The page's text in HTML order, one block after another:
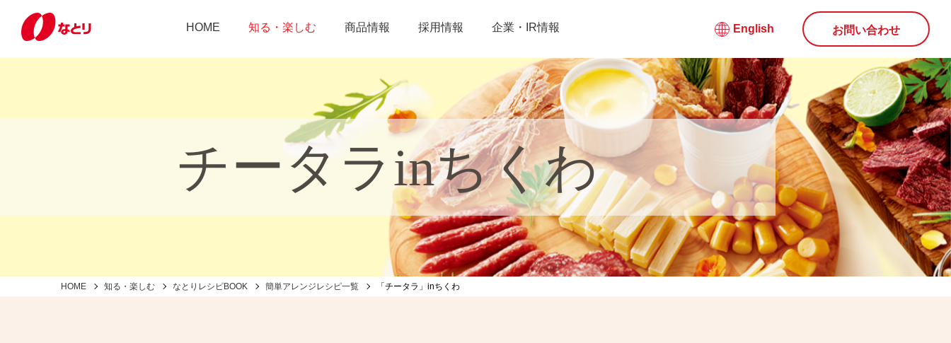
HOME 知る・楽しむ 商品情報 採用情報 企業・IR情報 English お問い合わせ
チータラinちくわ
HOME 知る・楽しむ なとりレシピBOOK 簡単アレンジレシピ一覧 「チータラ」inちくわ